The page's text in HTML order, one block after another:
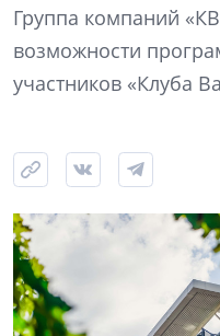
Группа компаний
возможности
участников «Клуба